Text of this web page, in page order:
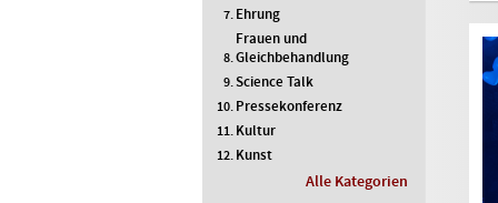
Ehrung
Frauen und
Gleichbehandlung
Science Talk
Pressekonferenz
Kultur
Kunst
Alle Kategorien